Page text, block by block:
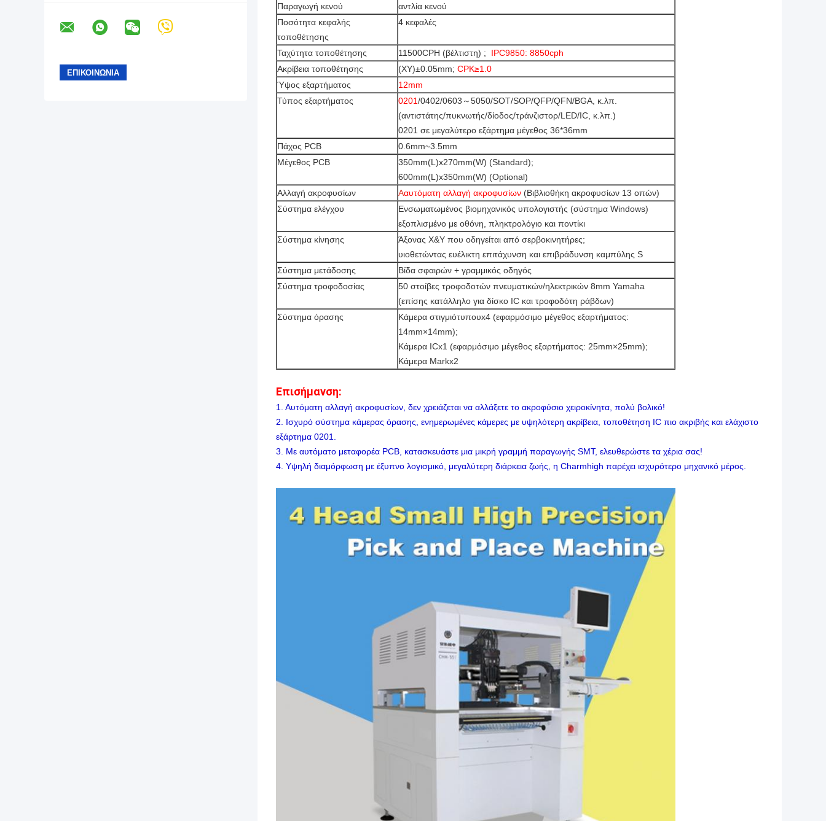
Παραγωγή κενού
αντλία κενού
Ποσότητα κεφαλής
τοποθέτησης
4 κεφαλές
Ταχύτητα τοποθέτησης 11500CPH (βέλτιστη) ; IPC9850: 8850cph
Ακρίβεια τοποθέτησης
(XY)±0.05mm; CPK≥1.0
Ύψος εξαρτήματος
12mm
Τύπος εξαρτήματος
0201/0402/0603～5050/SOT/SOP/QFP/QFN/BGA, κ.λπ.
(αντιστάτης/πυκνωτής/δίοδος/τράνζιστορ/LED/IC, κ.λπ.)
0201 σε μεγαλύτερο εξάρτημα μέγεθος 36*36mm
Πάχος PCB
0.6mm~3.5mm
Μέγεθος PCB
350mm(L)x270mm(W) (Standard);
600mm(L)x350mm(W) (Optional)
Αλλαγή ακροφυσίων
Ααυτόματη αλλαγή ακροφυσίων (Βιβλιοθήκη ακροφυσίων 13 οπών)
Σύστημα ελέγχου
Ενσωματωμένος βιομηχανικός υπολογιστής (σύστημα Windows)
εξοπλισμένο με οθόνη, πληκτρολόγιο και ποντίκι
Σύστημα κίνησης
Άξονας X&Y που οδηγείται από σερβοκινητήρες;
υιοθετώντας ευέλικτη επιτάχυνση και επιβράδυνση καμπύλης S
Σύστημα μετάδοσης
Βίδα σφαιρών + γραμμικός οδηγός
Σύστημα τροφοδοσίας
50 στοίβες τροφοδοτών πνευματικών/ηλεκτρικών 8mm Yamaha
(επίσης κατάλληλο για δίσκο IC και τροφοδότη ράβδων)
Σύστημα όρασης
Κάμερα στιγμιότυπουx4 (εφαρμόσιμο μέγεθος εξαρτήματος:
14mm×14mm);
Κάμερα ICx1 (εφαρμόσιμο μέγεθος εξαρτήματος: 25mm×25mm);
Κάμερα Markx2
Επισήμανση:
1. Αυτόματη αλλαγή ακροφυσίων, δεν χρειάζεται να αλλάξετε το ακροφύσιο χειροκίνητα, πολύ βολικό!
2. Ισχυρό σύστημα κάμερας όρασης, ενημερωμένες κάμερες με υψηλότερη ακρίβεια, τοποθέτηση IC πιο ακριβής και ελάχιστο
εξάρτημα 0201.
3. Με αυτόματο μεταφορέα PCB, κατασκευάστε μια μικρή γραμμή παραγωγής SMT, ελευθερώστε τα χέρια σας!
4. Υψηλή διαμόρφωση με έξυπνο λογισμικό, μεγαλύτερη διάρκεια ζωής, η Charmhigh παρέχει ισχυρότερο μηχανικό μέρος.